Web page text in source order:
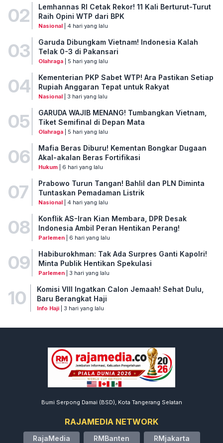
02
Lemhannas RI Cetak Rekor! 11 Kali Berturut-Turut
Raih Opini WTP dari BPK
Nasional| 4 hari yang lalu
03
Garuda Dibungkam Vietnam! Indonesia Kalah
Telak 0-3 di Pakansari
Olahraga| 5 hari yang lalu
04
Kementerian PKP Sabet WTP! Ara Pastikan Setiap
Rupiah Anggaran Tepat untuk Rakyat
Nasional| 3 hari yang lalu
05
GARUDA WAJIB MENANG! Tumbangkan Vietnam,
Tiket Semifinal di Depan Mata
Olahraga| 5 hari yang lalu
06
Mafia Beras Diburu! Kementan Bongkar Dugaan
Akal-akalan Beras Fortifikasi
Hukum| 6 hari yang lalu
07
Prabowo Turun Tangan! Bahlil dan PLN Diminta
Tuntaskan Pemadaman Listrik
Nasional| 4 hari yang lalu
08
Konflik AS-Iran Kian Membara, DPR Desak
Indonesia Ambil Peran Hentikan Perang!
Parlemen| 6 hari yang lalu
09
Habiburokhman: Tak Ada Surpres Ganti Kapolri!
Minta Publik Hentikan Spekulasi
Parlemen| 3 hari yang lalu
10
Komisi VIII Ingatkan Calon Jemaah! Sehat Dulu,
Baru Berangkat Haji
Info Haji| 3 hari yang lalu
Bumi Serpong Damai (BSD), Kota Tangerang Selatan
RAJAMEDIA NETWORK
RajaMedia RMBanten RMjakarta